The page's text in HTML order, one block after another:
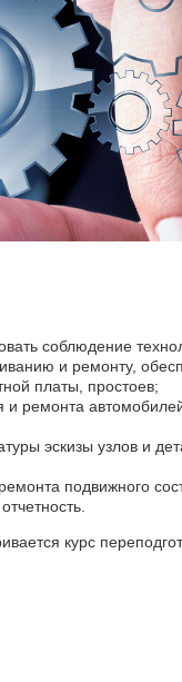
соблюдение
и ремонту,
платы, простоев;
ремонта
эскизы узлов и
подвижного
курс